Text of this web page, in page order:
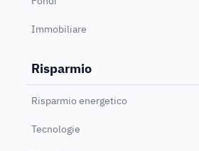
Immobiliare
Risparmio
Risparmio energetico
Tecnologie